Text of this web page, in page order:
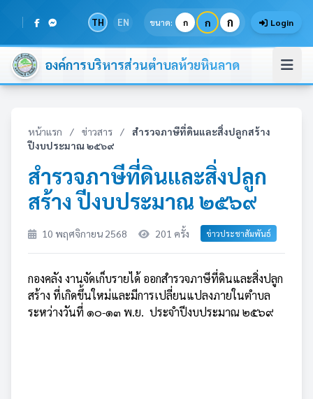
TH EN ขนาด: ก ก ก Login
องค์การบริหารส่วนตำบลห้วยหินลาด
หน้าแรก / ข่าวสาร /
สำรวจภาษีที่ดินและสิ่งปลูกสร้าง
ปีงบประมาณ ๒๕๖๙
สำรวจภาษีที่ดินและสิ่งปลูก
สร้าง ปีงบประมาณ ๒๕๖๙
10 พฤศจิกายน 2568 201 ครั้ง ข่าวประชาสัมพันธ์
กองคลัง งานจัดเก็บรายได้ ออกสำรวจภาษีที่ดินและสิ่งปลูก
สร้าง ที่เกิดขึ้นใหม่และมีการเปลี่ยนแปลงภายในตำบล
ระหว่างวันที่ ๑๐-๑๓ พ.ย. ประจำปีงบประมาณ ๒๕๖๙